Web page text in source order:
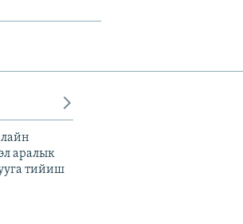
аралык
тийиш